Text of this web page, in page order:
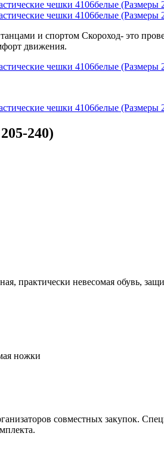
240)
практически невесомая обувь,
ножки
совместных закупок.